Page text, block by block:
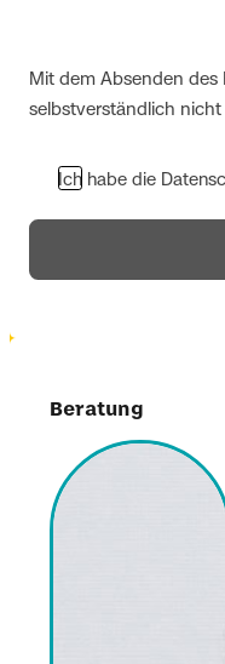
Beratung
Mit dem Absenden
selbstverständlich
Ich habe die